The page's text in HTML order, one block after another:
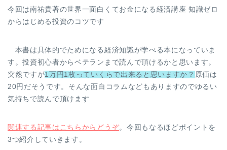
今回は南祐貴著の世界一面白くてお金になる経済講座 知識ゼロ
からはじめる投資のコツです
本書は具体的でためになる経済知識が学べる本になっていま
す。投資初心者からベテランまで読んで頂けるかと思います。
突然ですが1万円1枚っていくらで出来ると思いますか？ 原価は
20円だそうです。そんな面白コラムなどもありますのでゆるい
気持ちで読んで頂けます
関連する記事はこちらからどうぞ。今回もなるほどポイントを
3つ紹介していきます。